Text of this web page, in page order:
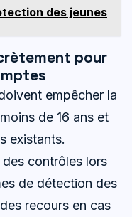
des jeunes
pour
empêcher la
de 16 ans et
existants.
contrôles lors
de détection des
recours en cas